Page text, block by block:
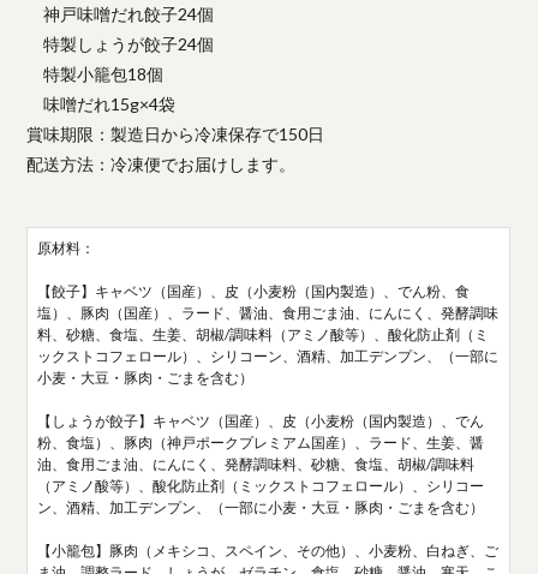
神戸味噌だれ餃子24個
特製しょうが餃子24個
特製小籠包18個
味噌だれ15g×4袋
賞味期限：製造日から冷凍保存で150日
配送方法：冷凍便でお届けします。
原材料：
【餃子】キャベツ（国産）、皮（小麦粉（国内製造）、でん粉、食
塩）、豚肉（国産）、ラード、醤油、食用ごま油、にんにく、発酵調味
料、砂糖、食塩、生姜、胡椒/調味料（アミノ酸等）、酸化防止剤（ミ
ックストコフェロール）、シリコーン、酒精、加工デンプン、（一部に
小麦・大豆・豚肉・ごまを含む）
【しょうが餃子】キャベツ（国産）、皮（小麦粉（国内製造）、でん
粉、食塩）、豚肉（神戸ポークプレミアム国産）、ラード、生姜、醤
油、食用ごま油、にんにく、発酵調味料、砂糖、食塩、胡椒/調味料
（アミノ酸等）、酸化防止剤（ミックストコフェロール）、シリコー
ン、酒精、加工デンプン、（一部に小麦・大豆・豚肉・ごまを含む）
【小籠包】豚肉（メキシコ、スペイン、その他）、小麦粉、白ねぎ、ご